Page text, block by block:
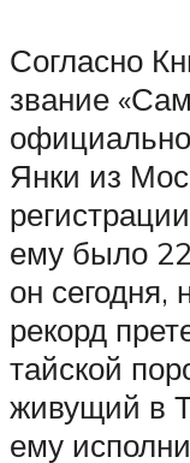
Согласно
звание
Янки из
ему было
он сегодня,
рекорд
тайской
живущий в
ему